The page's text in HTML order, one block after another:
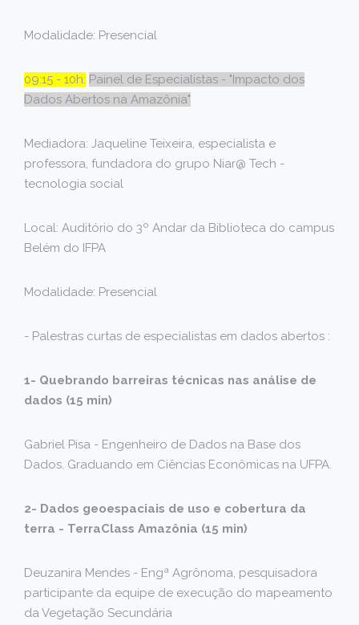
Modalidade: Presencial
09:15 - 10h: Painel de Especialistas - "Impacto dos
Dados Abertos na Amazônia"
Mediadora: Jaqueline Teixeira, especialista e
professora, fundadora do grupo Niar@ Tech -
tecnologia social
Local: Auditório do 3º Andar da Biblioteca do campus
Belém do IFPA
Modalidade: Presencial
- Palestras curtas de especialistas em dados abertos :
1- Quebrando barreiras técnicas nas análise de
dados (15 min)
Gabriel Pisa - Engenheiro de Dados na Base dos
Dados. Graduando em Ciências Econômicas na UFPA.
2- Dados geoespaciais de uso e cobertura da
terra - TerraClass Amazônia (15 min)
Deuzanira Mendes - Engª Agrônoma, pesquisadora
participante da equipe de execução do mapeamento
da Vegetação Secundária